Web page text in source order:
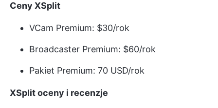
Ceny XSplit
VCam Premium: $30/rok
Broadcaster Premium: $60/rok
Pakiet Premium: 70 USD/rok
XSplit oceny i recenzje